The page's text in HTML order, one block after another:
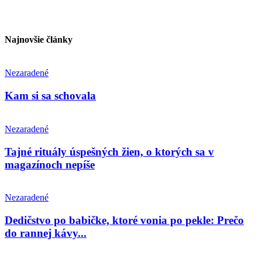
Najnovšie články
Nezaradené
Kam si sa schovala
Nezaradené
Tajné rituály úspešných žien, o ktorých sa v
magazínoch nepíše
Nezaradené
Dedičstvo po babičke, ktoré vonia po pekle: Prečo
do rannej kávy...